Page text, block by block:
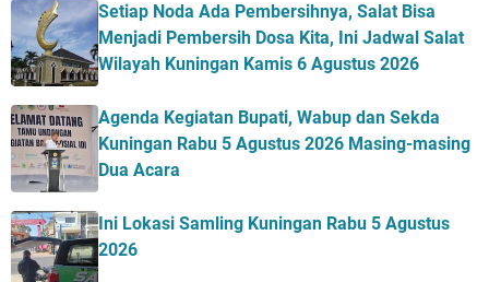
Setiap Noda Ada Pembersihnya, Salat Bisa
Menjadi Pembersih Dosa Kita, Ini Jadwal Salat
Wilayah Kuningan Kamis 6 Agustus 2026
Agenda Kegiatan Bupati, Wabup dan Sekda
Kuningan Rabu 5 Agustus 2026 Masing-masing
Dua Acara
Ini Lokasi Samling Kuningan Rabu 5 Agustus
2026